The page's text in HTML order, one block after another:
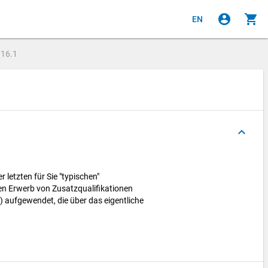
EN account_circle shopping_cart
16.1
keyboard_arrow_up
letzten für Sie "typischen"
Erwerb von Zusatzqualifikationen
aufgewendet, die über das eigentliche